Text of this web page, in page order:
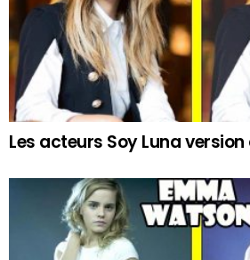
Les acteurs Soy Luna version